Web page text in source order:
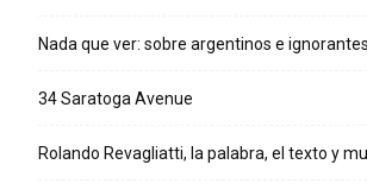
Nada que ver: sobre argentinos e
34 Saratoga Avenue
Rolando Revagliatti, la palabra, el texto y